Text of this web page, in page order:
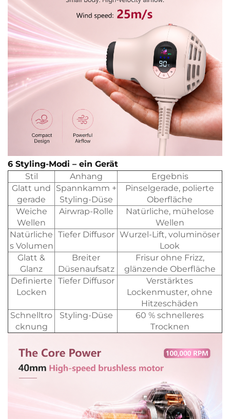
6 Styling-Modi – ein Gerät
Stil
Anhang
Ergebnis
Glatt und
gerade
Spannkamm +
Styling-Düse
Pinselgerade, polierte
Oberfläche
Weiche
Wellen
Airwrap-Rolle
Natürliche, mühelose
Wellen
Natürliche
s Volumen
Tiefer Diffusor Wurzel-Lift, voluminöser
Look
Glatt &
Glanz
Breiter
Düsenaufsatz
Frisur ohne Frizz,
glänzende Oberfläche
Definierte
Locken
Tiefer Diffusor
Verstärktes
Lockenmuster, ohne
Hitzeschäden
Schnelltro
cknung
Styling-Düse
60 % schnelleres
Trocknen